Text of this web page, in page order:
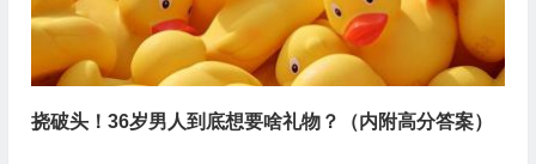
挠破头！36岁男人到底想要啥礼物？（内附高分答案）